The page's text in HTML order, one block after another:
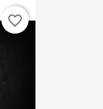
favorite_border